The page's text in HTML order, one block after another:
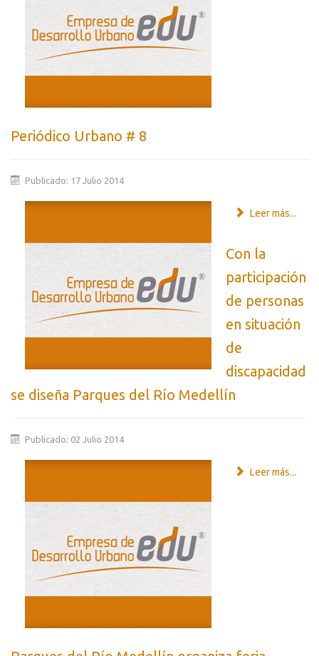
Periódico Urbano # 8
Publicado: 17 Julio 2014
Leer más...
Con la
participación
de personas
en situación
de
discapacidad
se diseña Parques del Río Medellín
Publicado: 02 Julio 2014
Leer más...